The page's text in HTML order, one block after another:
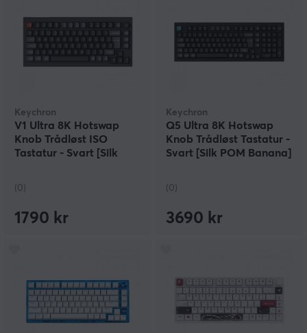
Keychron
V1 Ultra 8K Hotswap
Knob Trådløst ISO
Tastatur - Svart [Silk
(0)
1790 kr
Keychron
Q5 Ultra 8K Hotswap
Knob Trådløst Tastatur -
Svart [Silk POM Banana]
(0)
3690 kr